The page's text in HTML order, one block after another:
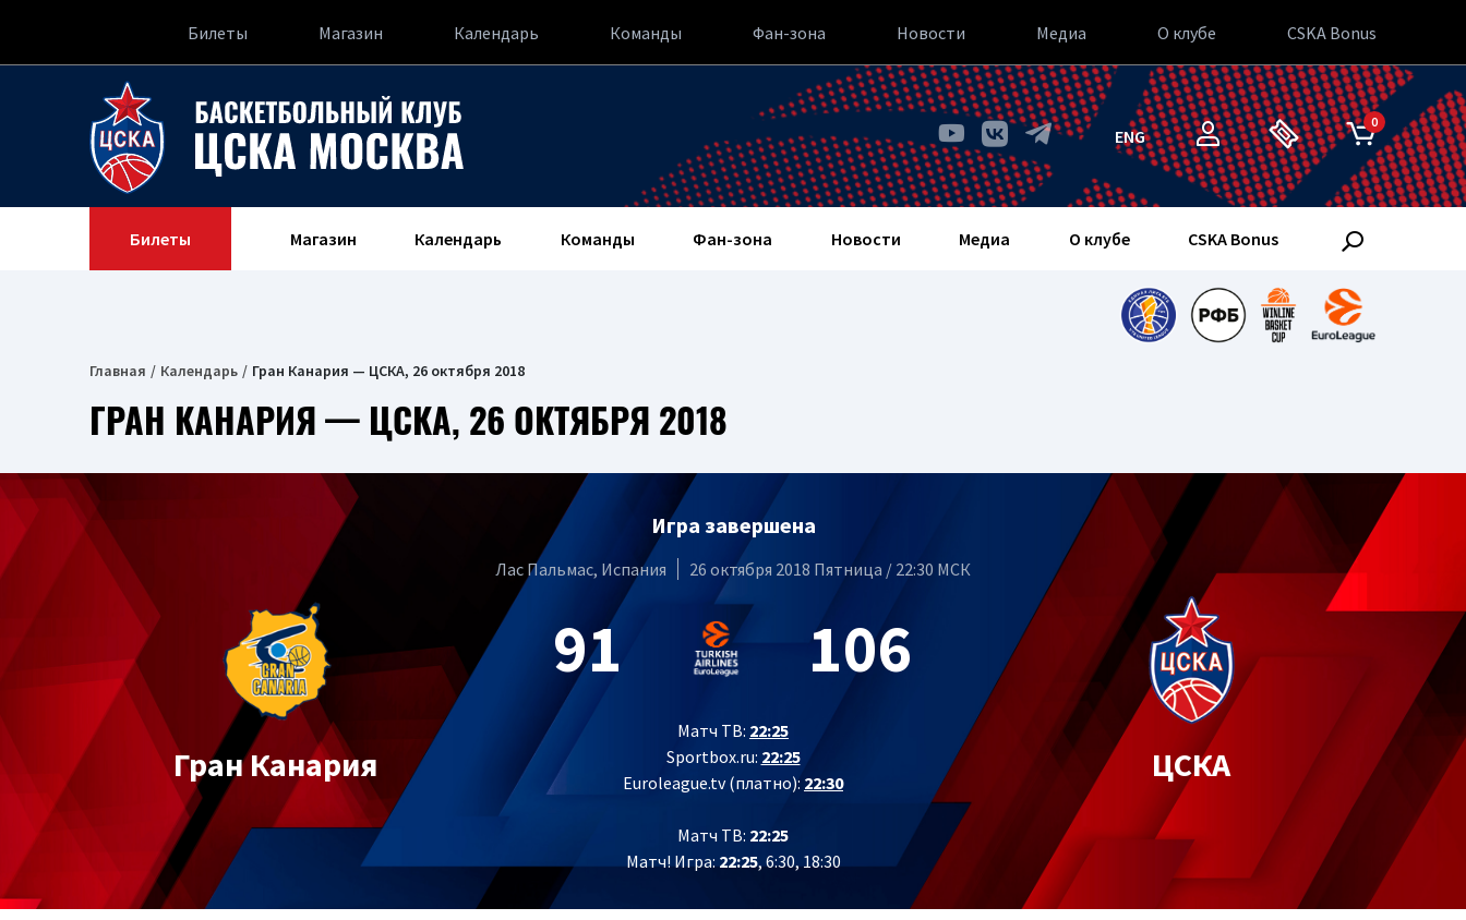
Билеты Магазин Календарь Команды Фан-зона Новости Медиа О клубе CSKA Bonus
ENG
0
Билеты Магазин Календарь Команды Фан-зона Новости Медиа О клубе CSKA Bonus
Главная Календарь Гран Канария — ЦСКА, 26 октября 2018
ГРАН КАНАРИЯ — ЦСКА, 26 ОКТЯБРЯ 2018
Гран Канария
Игра завершена
Лас Пальмас, Испания 26 октября 2018 Пятница / 22:30 МСК
91 106
Матч ТВ: 22:25
Sportbox.ru: 22:25
Euroleague.tv (платно): 22:30
Матч ТВ: 22:25
Матч! Игра: 22:25, 6:30, 18:30
ЦСКА